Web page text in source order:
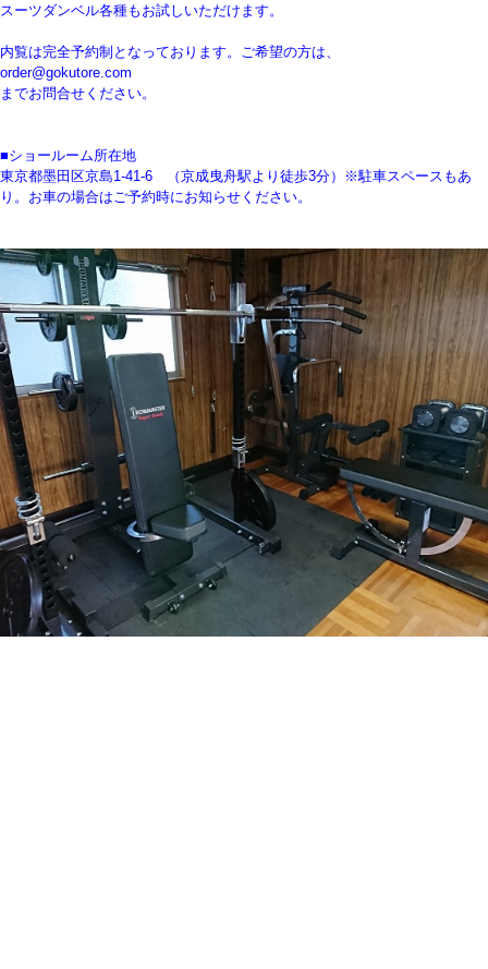
スーツダンベル各種もお試しいただけます。
内覧は完全予約制となっております。ご希望の方は、
order@gokutore.com
までお問合せください。
■ショールーム所在地
東京都墨田区京島1-41-6 （京成曳舟駅より徒歩3分）※駐車スペースもあ
り。お車の場合はご予約時にお知らせください。